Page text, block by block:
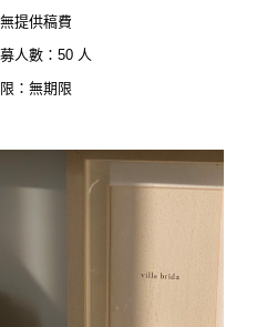
提供稿費
人數：50 人
：無期限